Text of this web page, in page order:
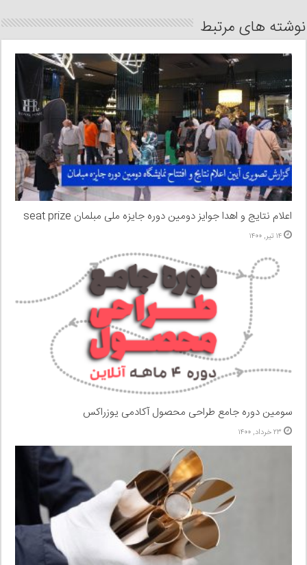
نوشته های مرتبط
اعلام نتایج و اهدا جوایز دومین دوره جایزه ملی مبلمان seat prize
۱۴ تیر, ۱۴۰۰
سومین دوره جامع طراحی محصول آکادمی یوزراکس
۲۳ خرداد, ۱۴۰۰